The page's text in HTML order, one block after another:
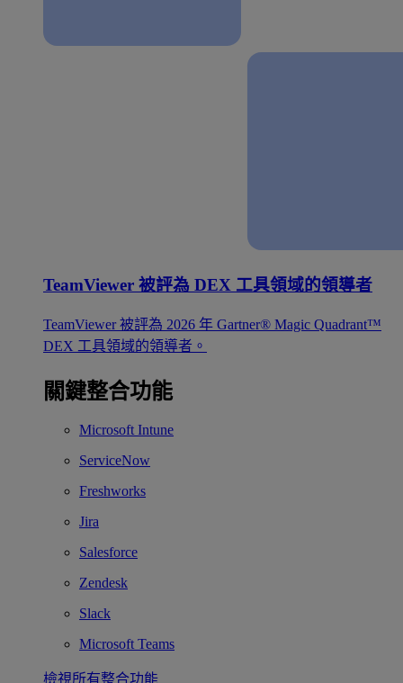
TeamViewer 被評為 DEX 工具領域的領導者
TeamViewer 被評為 2026 年 Gartner® Magic Quadrant™
DEX 工具領域的領導者。
關鍵整合功能
Microsoft Intune
ServiceNow
Freshworks
Jira
Salesforce
Zendesk
Slack
Microsoft Teams
檢視所有整合功能